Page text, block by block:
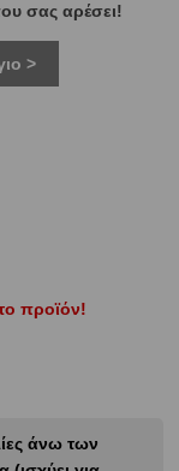
σας αρέσει!
>
προϊόν!
άνω των